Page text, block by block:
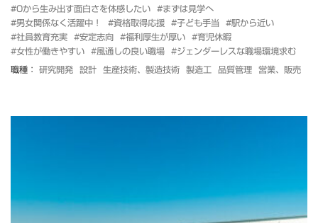
#0から生み出す面白さを体感したい
#まずは見学へ
#男女関係なく活躍中！
#資格取得応援 #子ども手当
#駅から近い
#社員教育充実
#安定志向 #福利厚生が厚い
#育児休暇
#女性が働きやすい
#風通しの良い職場 #ジェンダーレスな職場環境求む
職種： 研究開発 設計 生産技術、製造技術 製造工 品質管理 営業、販売